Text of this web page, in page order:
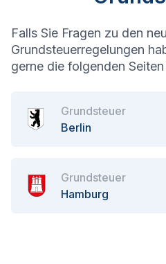
Falls Sie Fragen zu den
Grundsteuerregelungen
gerne die folgenden Seiten
Grundsteuer
Berlin
Grundsteuer
Hamburg